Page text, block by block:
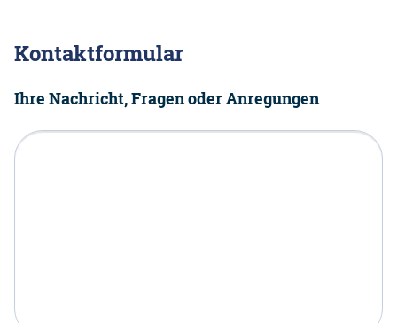
Kontaktformular
Ihre Nachricht, Fragen oder Anregungen